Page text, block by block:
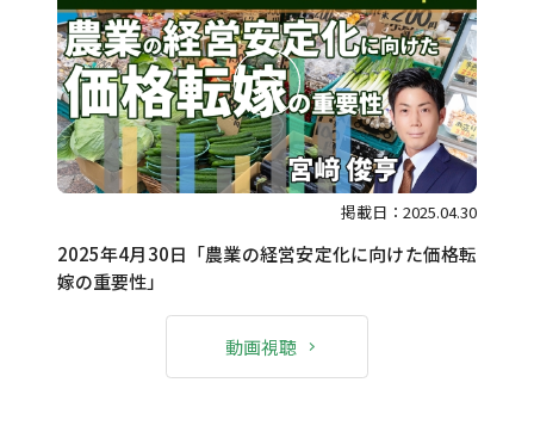
掲載日：2025.04.30
2025年4月30日「農業の経営安定化に向けた価格転
嫁の重要性」
動画視聴